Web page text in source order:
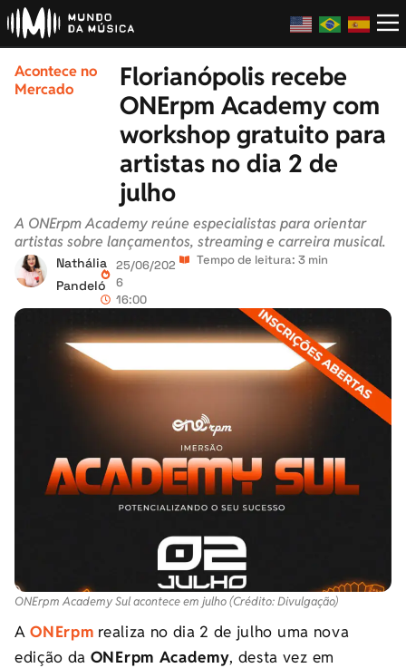
Acontece no
Mercado
Florianópolis recebe
ONErpm Academy com
workshop gratuito para
artistas no dia 2 de
julho
A ONErpm Academy reúne especialistas para orientar
artistas sobre lançamentos, streaming e carreira musical.
Nathália
Pandeló
25/06/202
6
16:00
Tempo de leitura: 3 min
ONErpm Academy Sul acontece em julho (Crédito: Divulgação)
AONErpm realiza no dia 2 de julho uma nova
edição da ONErpm Academy, desta vez em